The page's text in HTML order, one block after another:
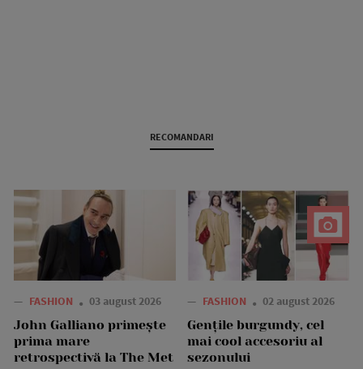
RECOMANDARI
— FASHION 03 august 2026
John Galliano primește
prima mare
retrospectivă la The Met
— FASHION 02 august 2026
Gențile burgundy, cel
mai cool accesoriu al
sezonului